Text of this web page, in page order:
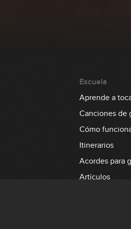
Escuela
Aprende a
Canciones de
Cómo
Itinerarios
Acordes para
Artículos